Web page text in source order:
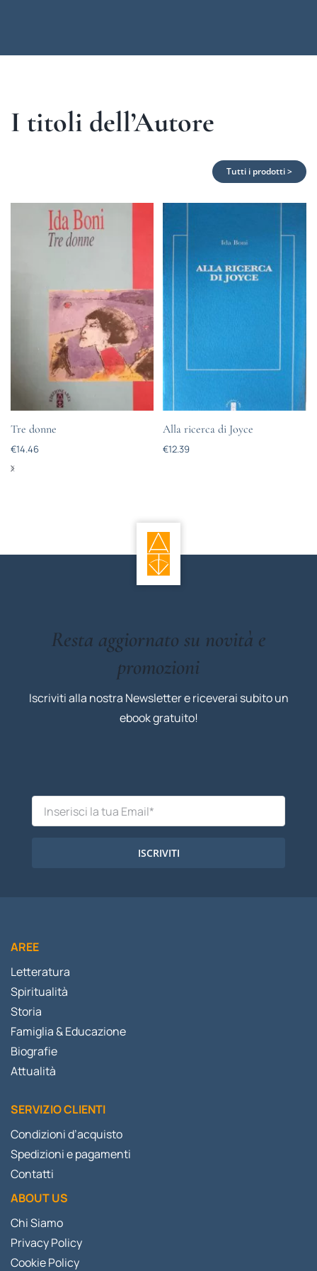
I titoli dell’Autore
Tutti i prodotti >
Tre donne
€14.46
Alla ricerca di Joyce
€12.39
Resta aggiornato su novità e
promozioni
Iscriviti alla nostra Newsletter e riceverai subito un
ebook gratuito!
ISCRIVITI
AREE
Letteratura
Spiritualità
Storia
Famiglia & Educazione
Biografie
Attualità
SERVIZIO CLIENTI
Condizioni d’acquisto
Spedizioni e pagamenti
Contatti
ABOUT US
Chi Siamo
Privacy Policy
Cookie Policy